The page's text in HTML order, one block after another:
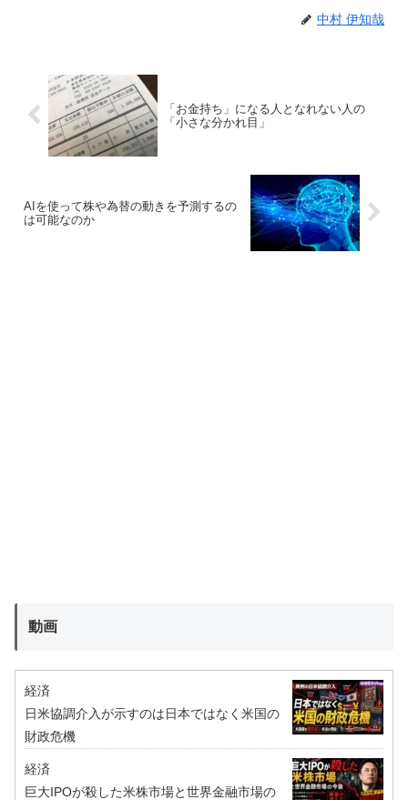
中村 伊知哉
「お金持ち」になる人となれない人の
「小さな分かれ目」
AIを使って株や為替の動きを予測するの
は可能なのか
動画
経済
日米協調介入が示すのは日本ではなく米国の
財政危機
経済
巨大IPOが殺した米株市場と世界金融市場の